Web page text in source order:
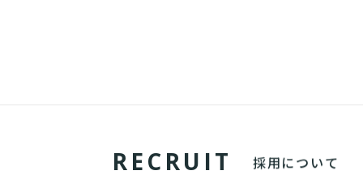
REC RU IT 採用について